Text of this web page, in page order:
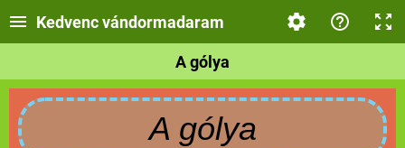
Kedvenc vándormadaram
A gólya
A gólya